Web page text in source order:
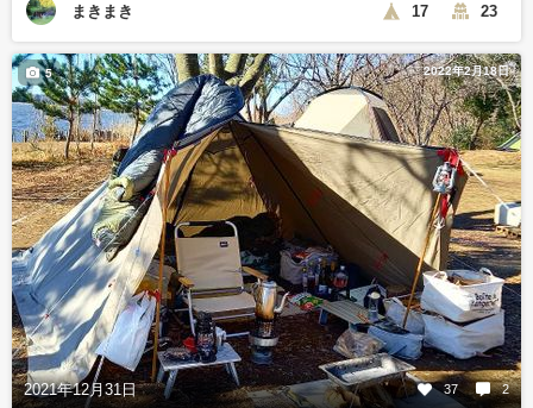
まきまき 17 23
2022年2月18日
2021年12月31日 37 2
5